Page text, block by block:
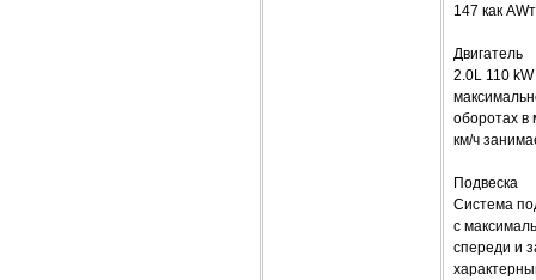
147 как
Двигатель
2.0L 110
оборотах в
км/ч
Подвеска
Система
с
спереди и